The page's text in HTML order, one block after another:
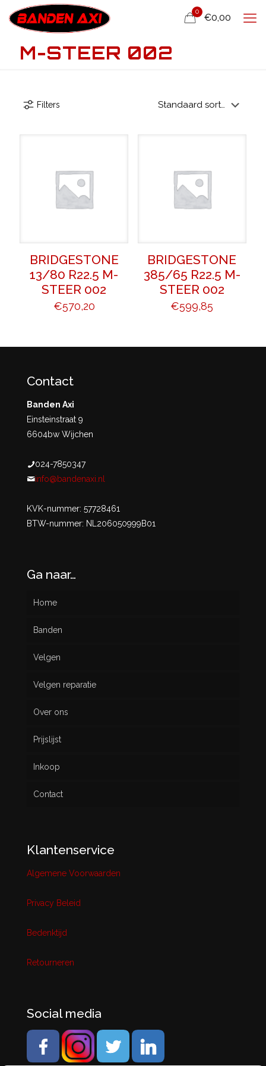
0
€0,00
M-STEER 002
Filters
BRIDGESTONE
13/80 R22.5 M-
STEER 002
€570,20
BRIDGESTONE
385/65 R22.5 M-
STEER 002
€599,85
Contact
Banden Axi
Einsteinstraat 9
6604bw Wijchen
024-7850347
info@bandenaxi.nl
KVK-nummer: 57728461
BTW-nummer: NL206050999B01
Ga naar…
Home
Banden
Nieuw
Gebruikt
Velgen
Velgen reparatie
Over ons
Prijslijst
Inkoop
Contact
Klantenservice
Algemene Voorwaarden
Privacy Beleid
Bedenktijd
Retourneren
Social media